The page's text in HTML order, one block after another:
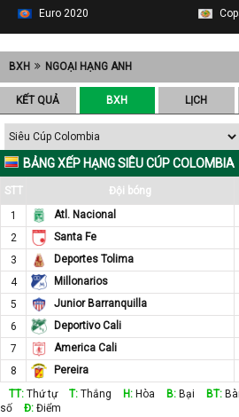
Euro 2020
BXH NGOẠI HẠNG ANH
KẾT QUẢ BXH LỊCH
BẢNG XẾP HẠNG SIÊU CÚP COLOMBIA
STT Đội bóng
1
Atl. Nacional
2
Santa Fe
3
Deportes Tolima
4
Millonarios
5
Junior Barranquilla
6
Deportivo Cali
7
America Cali
8
Pereira
TT: Thứ tự T: Thắng H: Hòa B: Bại BT:
số
Đ: Điểm